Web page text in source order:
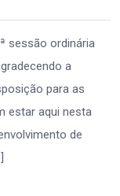
sessão ordinária
a
para as
estar aqui nesta
de